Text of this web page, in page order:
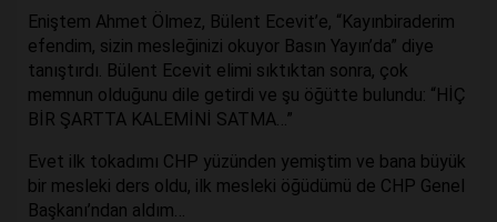
Eniştem Ahmet Ölmez, Bülent Ecevit’e, “Kayınbiraderim
efendim, sizin mesleğinizi okuyor Basın Yayın’da” diye
tanıştırdı. Bülent Ecevit elimi sıktıktan sonra, çok
memnun olduğunu dile getirdi ve şu öğütte bulundu: “HİÇ
BİR ŞARTTA KALEMİNİ SATMA…”
Evet ilk tokadımı CHP yüzünden yemiştim ve bana büyük
bir mesleki ders oldu, ilk mesleki öğüdümü de CHP Genel
Başkanı’ndan aldım…